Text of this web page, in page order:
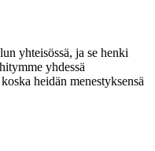
yhteisössä, ja se henki
yhdessä
heidän menestyksensä